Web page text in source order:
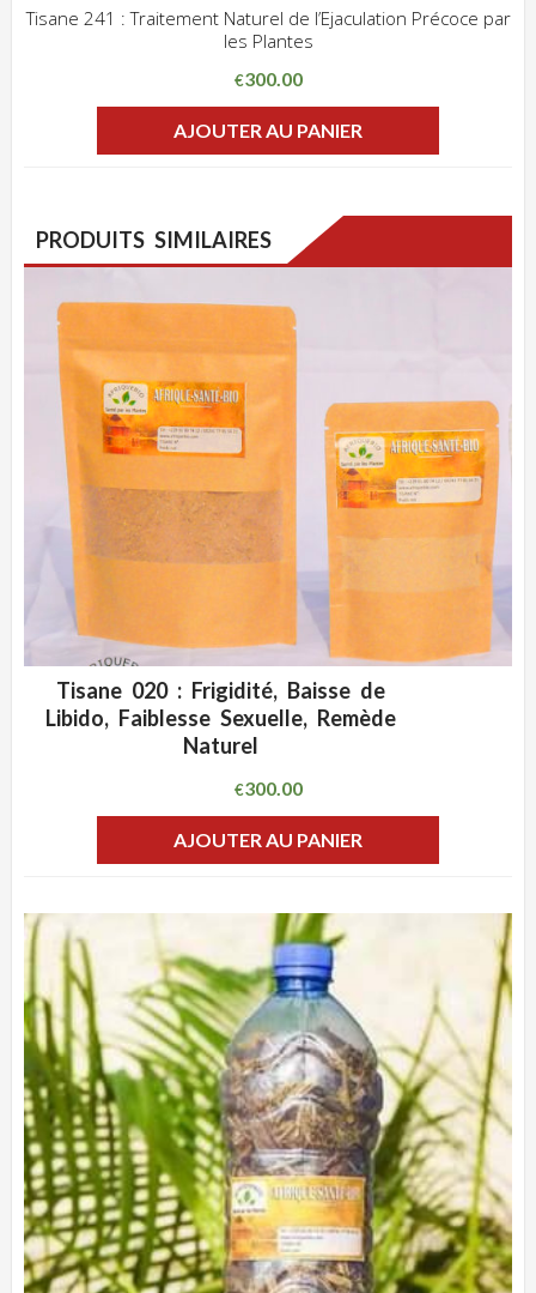
Tisane 241 : Traitement Naturel de l’Ejaculation Précoce par
les Plantes
€300.00
AJOUTER AU PANIER
PRODUITS SIMILAIRES
CLIQUEZ POUR VOIR
ADD WISHLIST
Tisane 020 : Frigidité, Baisse de
Libido, Faiblesse Sexuelle, Remède
Naturel
€300.00
AJOUTER AU PANIER